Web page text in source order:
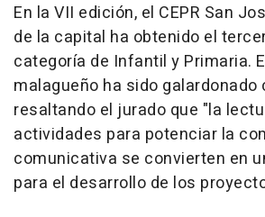
En la VII edición, el CEPR San
de la capital ha obtenido el
categoría de Infantil y Primaria.
malagueño ha sido galardonado
resaltando el jurado que "la
actividades para potenciar la
comunicativa se convierten en
para el desarrollo de los